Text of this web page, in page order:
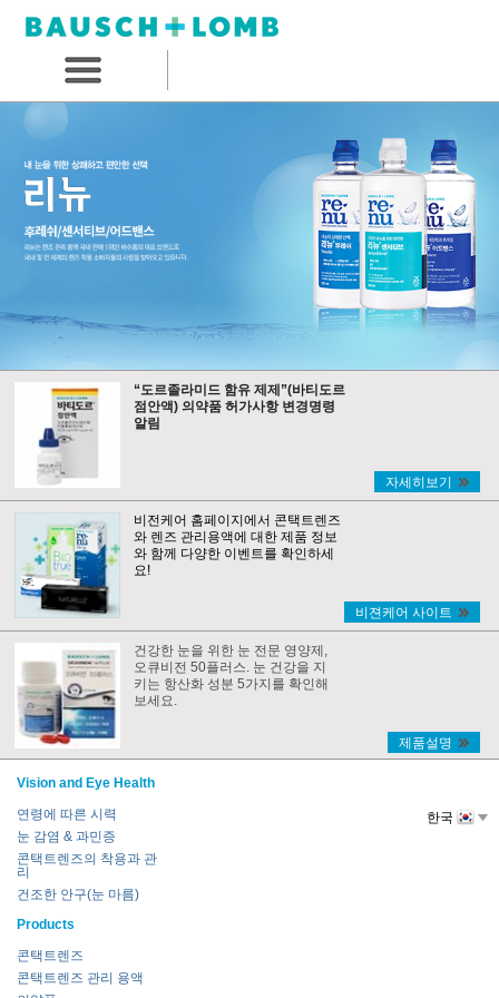
“도르졸라미드 함유 제제”(바티도르
점안액) 의약품 허가사항 변경명령
알림
자세히보기
비전케어 홈페이지에서 콘택트렌즈
와 렌즈 관리용액에 대한 제품 정보
와 함께 다양한 이벤트를 확인하세
요!
비젼케어 사이트
건강한 눈을 위한 눈 전문 영양제,
오큐비전 50플러스. 눈 건강을 지
키는 항산화 성분 5가지를 확인해
보세요.
제품설명
Vision and Eye Health
연령에 따른 시력
눈 감염 & 과민증
콘택트렌즈의 착용과 관
리
건조한 안구(눈 마름)
Products
콘택트렌즈
콘택트렌즈 관리 용액
한국